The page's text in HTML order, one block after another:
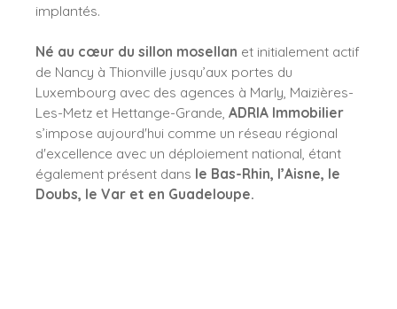
implantés.
Né au cœur du sillon mosellan et initialement actif
de Nancy à Thionville jusqu’aux portes du
Luxembourg avec des agences à Marly, Maizières-
Les-Metz et Hettange-Grande, ADRIA Immobilier
s’impose aujourd'hui comme un réseau régional
d'excellence avec un déploiement national, étant
également présent dans le Bas-Rhin, l’Aisne, le
Doubs, le Var et en Guadeloupe.